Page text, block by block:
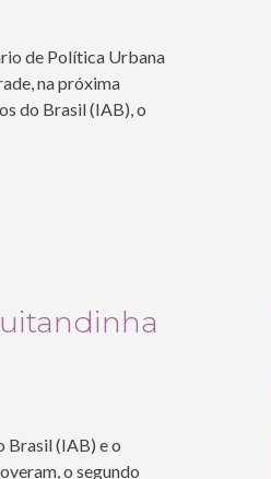
de Política Urbana
na próxima
do Brasil (IAB), o
Brasil (IAB) e o
o segundo